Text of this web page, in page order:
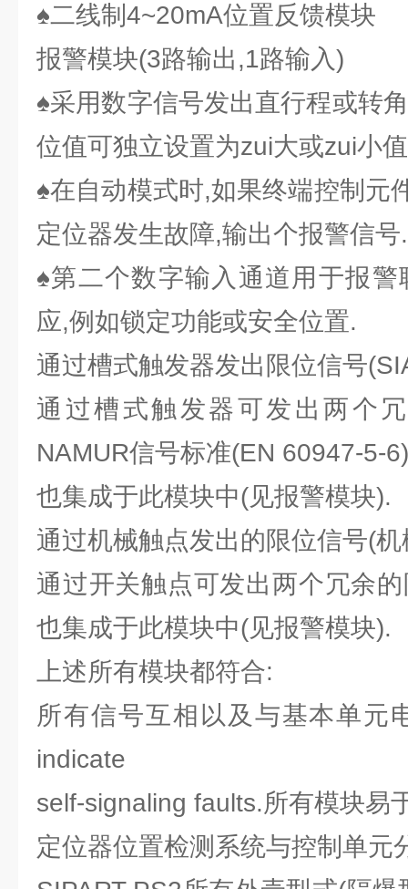
♠二线制4~20mA位置反馈模块
报警模块(3路输出,1路输入)
♠采用数字信号发出直行程或转
位值可独立设置为zui大或zui小
♠在自动模式时,如果终端控制元
定位器发生故障,输出个报警信号.
♠第二个数字输入通道用于报
应,例如锁定功能或安全位置.
通过槽式触发器发出限位信号
通过槽式触发器可发出两个
NAMUR信号标准(EN 60947-5-
也集成于此模块中(见报警模块).
通过机械触点发出的限位信号(
通过开关触点可发出两个冗余
也集成于此模块中(见报警模块).
上述所有模块都符合:
所有信号互相以及与基本单元
indicate
self-signaling faults.所有模块易
定位器位置检测系统与控制单元